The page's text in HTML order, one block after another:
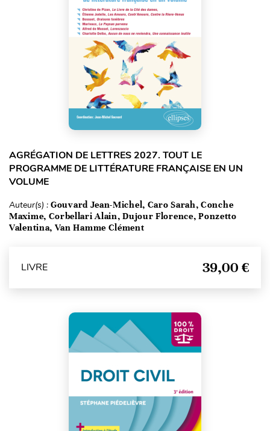
AGRÉGATION DE LETTRES 2027. TOUT LE
PROGRAMME DE LITTÉRATURE FRANÇAISE EN UN
VOLUME
Auteur(s) : Gouvard Jean-Michel, Caro Sarah, Conche
Maxime, Corbellari Alain, Dujour Florence, Ponzetto
Valentina, Van Hamme Clément
LIVRE 39,00 €